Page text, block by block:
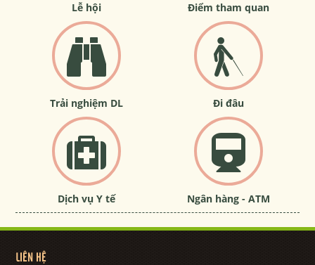
Lễ hội Điểm tham quan
Trải nghiệm DL Đi đâu
Dịch vụ Y tế Ngân hàng - ATM
LIÊN HỆ